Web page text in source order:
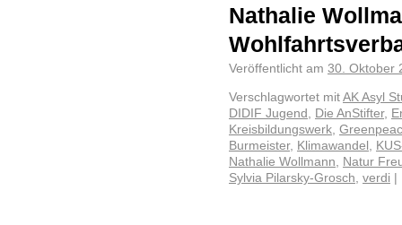
Nathalie
Veröffentlicht am 30. Oktober
Verschlagwortet mit AK Asyl
DIDIF Jugend , Die AnStifter,
Kreisbildungswerk,
Burmeister, Klimawandel ,
Nathalie Wollmann, Natur
Sylvia Pilarsky-Grosch, verdi